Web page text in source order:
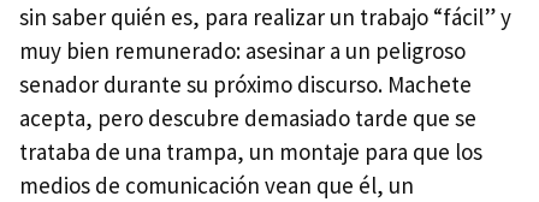
sin saber quién es, para realizar un trabajo “fácil” y
muy bien remunerado: asesinar a un peligroso
senador durante su próximo discurso. Machete
acepta, pero descubre demasiado tarde que se
trataba de una trampa, un montaje para que los
medios de comunicación vean que él, un